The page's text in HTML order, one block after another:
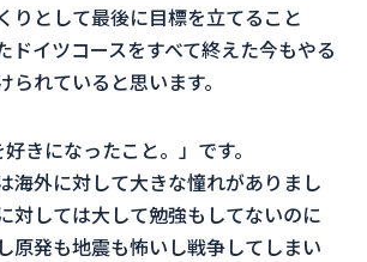
りとして最後に目標を立てること
ドイツコースをすべて終えた今もやる
られていると思います。
きになったこと。」です。
海外に対して大きな憧れがありまし
対しては大して勉強もしてないのに
原発も地震も怖いし戦争してしまい